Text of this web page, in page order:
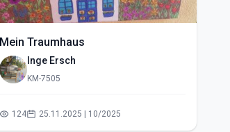
Mein Traumhaus
Inge Ersch
KM-7505
124 25.11.2025 | 10/2025